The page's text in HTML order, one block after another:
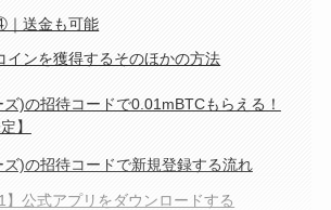
送金も可能
インを獲得するそのほかの方法
)の招待コードで0.01mBTCもらえる！
】
)の招待コードで新規登録する流れ
】公式アプリをダウンロードする